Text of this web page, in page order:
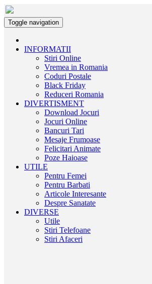
Toggle navigation
INFORMATII
Stiri Online
Vremea in Romania
Coduri Postale
Black Friday
Reduceri Romania
DIVERTISMENT
Download Jocuri
Jocuri Online
Bancuri Tari
Mesaje Frumoase
Felicitari Animate
Poze Haioase
UTILE
Pentru Femei
Pentru Barbati
Articole Interesante
Despre Sanatate
DIVERSE
Utile
Stiri Telefoane
Stiri Afaceri